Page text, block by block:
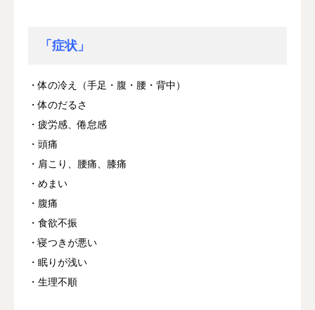
「症状」
・体の冷え（手足・腹・腰・背中）
・体のだるさ
・疲労感、倦怠感
・頭痛
・肩こり、腰痛、膝痛
・めまい
・腹痛
・食欲不振
・寝つきが悪い
・眠りが浅い
・生理不順